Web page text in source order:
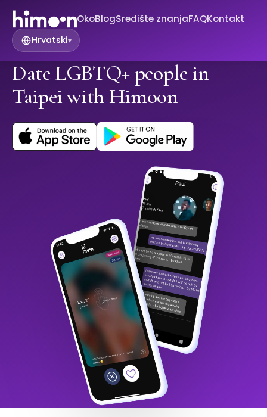
OkoBlogSredište znanjaFAQKontakt
Hrvatski▾
Date LGBTQ+ people in
Taipei with Himoon